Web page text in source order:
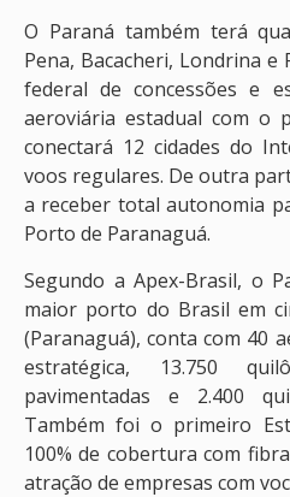
O Paraná também terá
Pena, Bacacheri, Londrina e
federal de concessões e
aeroviária estadual com o
conectará 12 cidades do
voos regulares. De outra
a receber total autonomia
Porto de Paranaguá.
Segundo a Apex-Brasil, o
maior porto do Brasil em
(Paranaguá), conta com 40
estratégica, 13.750
pavimentadas e 2.400
Também foi o primeiro
100% de cobertura com
atração de empresas com